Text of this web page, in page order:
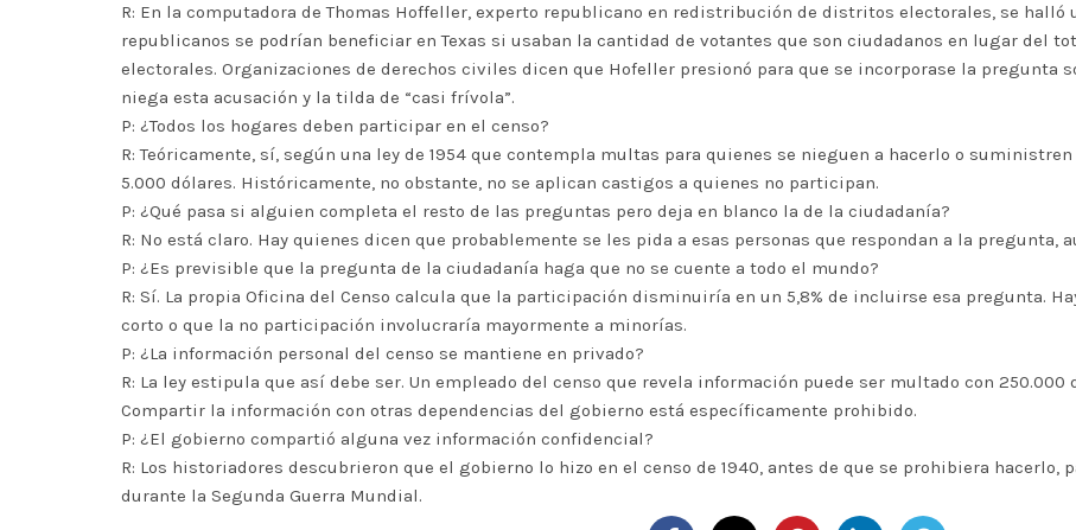
R: En la computadora de Thomas Hoffeller, experto republicano en redistribución de distritos electorales, se halló
republicanos se podrían beneficiar en Texas si usaban la cantidad de votantes que son ciudadanos en lugar del
electorales. Organizaciones de derechos civiles dicen que Hofeller presionó para que se incorporase la pregunta
niega esta acusación y la tilda de “casi frívola”.
P: ¿Todos los hogares deben participar en el censo?
R: Teóricamente, sí, según una ley de 1954 que contempla multas para quienes se nieguen a hacerlo o
5.000 dólares. Históricamente, no obstante, no se aplican castigos a quienes no participan.
P: ¿Qué pasa si alguien completa el resto de las preguntas pero deja en blanco la de la ciudadanía?
R: No está claro. Hay quienes dicen que probablemente se les pida a esas personas que respondan a la pregunta,
P: ¿Es previsible que la pregunta de la ciudadanía haga que no se cuente a todo el mundo?
R: Sí. La propia Oficina del Censo calcula que la participación disminuiría en un 5,8% de incluirse esa pregunta.
corto o que la no participación involucraría mayormente a minorías.
P: ¿La información personal del censo se mantiene en privado?
R: La ley estipula que así debe ser. Un empleado del censo que revela información puede ser multado con 250.000
Compartir la información con otras dependencias del gobierno está específicamente prohibido.
P: ¿El gobierno compartió alguna vez información confidencial?
R: Los historiadores descubrieron que el gobierno lo hizo en el censo de 1940, antes de que se prohibiera hacerlo,
durante la Segunda Guerra Mundial.